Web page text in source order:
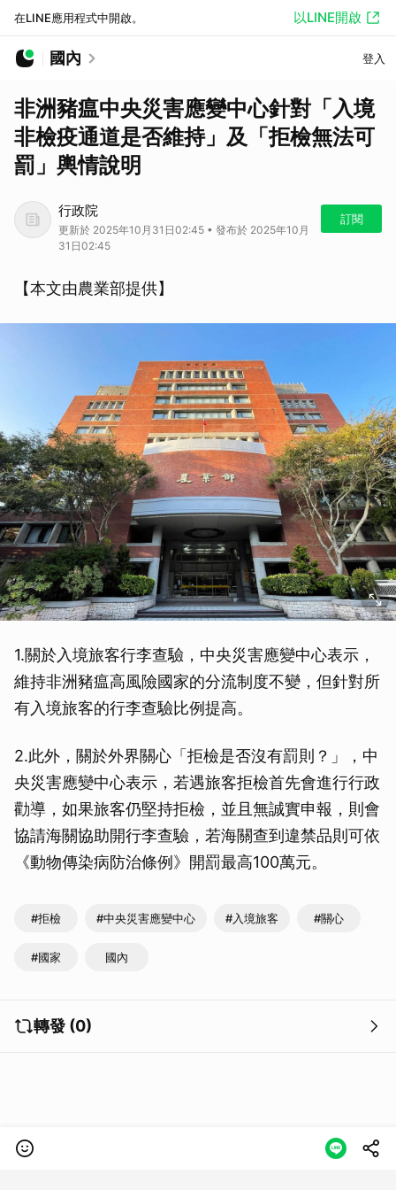
在LINE應用程式中開啟。 以LINE開啟
國內 登入
非洲豬瘟中央災害應變中心針對「入境
非檢疫通道是否維持」及「拒檢無法可
罰」輿情說明
行政院
更新於 2025年10月31日02:45 • 發布於 2025年10月
31日02:45
訂閱
【本文由農業部提供】
1.關於入境旅客行李查驗，中央災害應變中心表示，
維持非洲豬瘟高風險國家的分流制度不變，但針對所
有入境旅客的行李查驗比例提高。
2.此外，關於外界關心「拒檢是否沒有罰則？」，中
央災害應變中心表示，若遇旅客拒檢首先會進行行政
勸導，如果旅客仍堅持拒檢，並且無誠實申報，則會
協請海關協助開行李查驗，若海關查到違禁品則可依
《動物傳染病防治條例》開罰最高100萬元。
#拒檢 #中央災害應變中心 #入境旅客 #關心
#國家 國內
轉發 (0)
取消